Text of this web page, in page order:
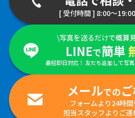
[ 受付時間 ] 8:00～
\写真を送るだけで概算
LINEで簡単
最短即日対応！ 友だち追加して写
メールでの
フォームより24時間
担当スタッフよりご連